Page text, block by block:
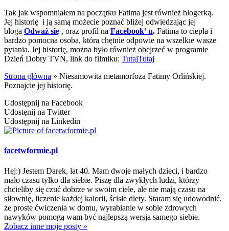
Tak jak wspomniałem na początku Fatima jest również blogerką.
Jej historię i ją samą możecie poznać bliżej odwiedzając jej
bloga Odważ się , oraz profil na Facebook’ u. Fatima to ciepła i
bardzo pomocna osoba, która chętnie odpowie na wszelkie wasze
pytania. Jej historię, można było również obejrzeć w programie
Dzień Dobry TVN, link do filmiku: TutajTutaj
Strona główna » Niesamowita metamorfoza Fatimy Orlińskiej.
Poznajcie jej historię.
Udostępnij na Facebook
Udostęnij na Twitter
Udostępnij na Linkedin
facetwformie.pl
Hej:) Jestem Darek, lat 40. Mam dwoje małych dzieci, i bardzo
mało czasu tylko dla siebie. Piszę dla zwykłych ludzi, którzy
chcieliby się czuć dobrze w swoim ciele, ale nie mają czasu na
siłownię, liczenie każdej kalorii, ścisłe diety. Staram się udowodnić,
że proste ćwiczenia w domu, wyrabianie w sobie zdrowych
nawyków pomogą wam być najlepszą wersja samego siebie.
Zobacz inne moje posty »